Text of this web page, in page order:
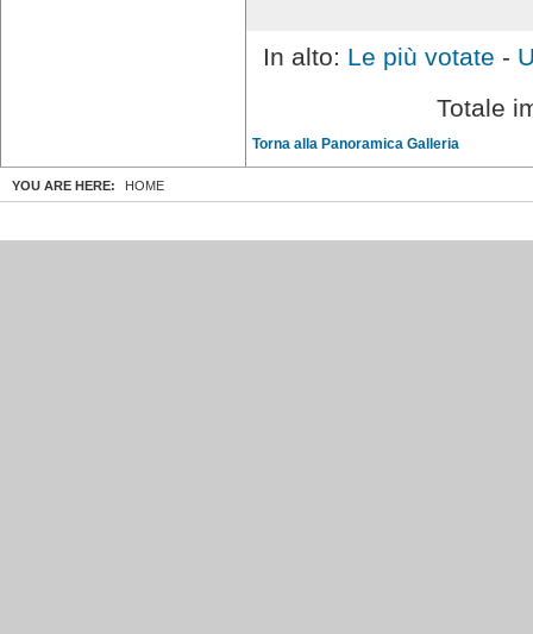
In alto: Le più votate -
Totale
Torna alla Panoramica Galleria
YOU ARE HERE: HOME